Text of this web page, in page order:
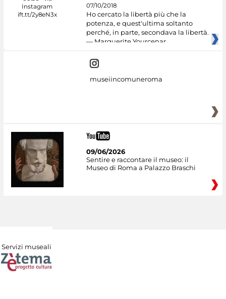
07/10/2018
Ho cercato la libertà più che la
potenza, e quest'ultima soltanto
perché, in parte, secondava la libertà.
— Marguerite Yourcenar
museiincomuneroma
09/06/2026
Sentire e raccontare il museo: il
Museo di Roma a Palazzo Braschi
Servizi museali